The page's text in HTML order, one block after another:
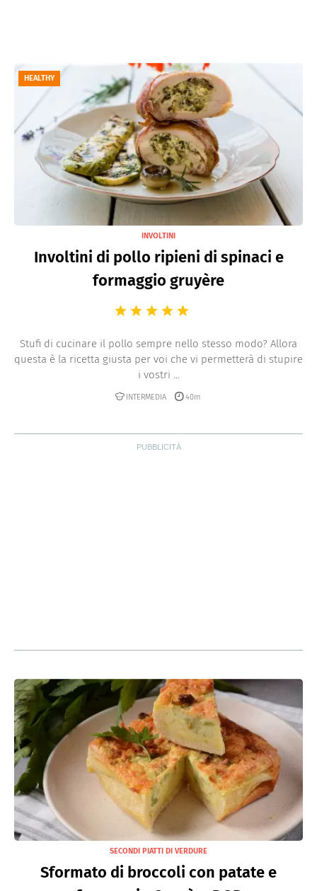
HEALTHY
INVOLTINI
Involtini di pollo ripieni di spinaci e
formaggio gruyère
Stufi di cucinare il pollo sempre nello stesso modo? Allora
questa è la ricetta giusta per voi che vi permetterà di stupire
i vostri ...
INTERMEDIA 40m
SECONDI PIATTI DI VERDURE
Sformato di broccoli con patate e